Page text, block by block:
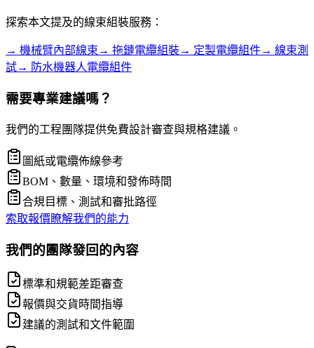
探索本文提及的線束組裝服務：
→ 機械臂內部線束 → 拖鏈電纜組裝→ 定製電纜組件→ 線束測
試→ 防水機器人電纜組件
需要專業建議嗎？
我們的工程團隊提供免費設計審查與規格建議。
圖紙或電纜佈線參考
BOM、數量、環境和發佈時間
合規目標、測試和審批路徑
索取報價瞭解我們的能力
我們的團隊發回的內容
標準和規範差距審查
報價與交貨時間指導
建議的測試和文件範圍